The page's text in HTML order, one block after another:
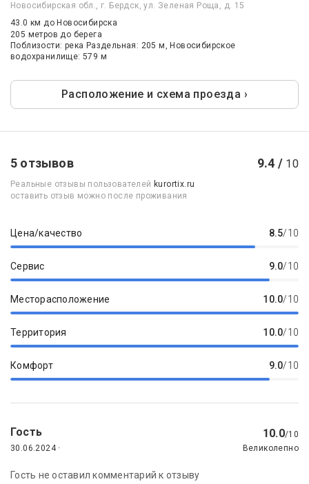
Новосибирская обл., г. Бердск, ул. Зеленая Роща, д. 15
43.0 кмдо Новосибирска
205 метров до берега
Поблизости: река Раздельная: 205 м, Новосибирское
водохранилище: 579 м
Расположение и схема проезда ›
5 отзывов 9.4 / 10
Реальные отзывы пользователей kurortix.ru
оставить отзыв можно после проживания
Цена/качество 8.5/10
Сервис 9.0/10
Месторасположение 10.0/10
Территория 10.0/10
Комфорт 9.0/10
Гость 10.0/10
30.06.2024 ·
Великолепно
Гость не оставил комментарий к отзыву